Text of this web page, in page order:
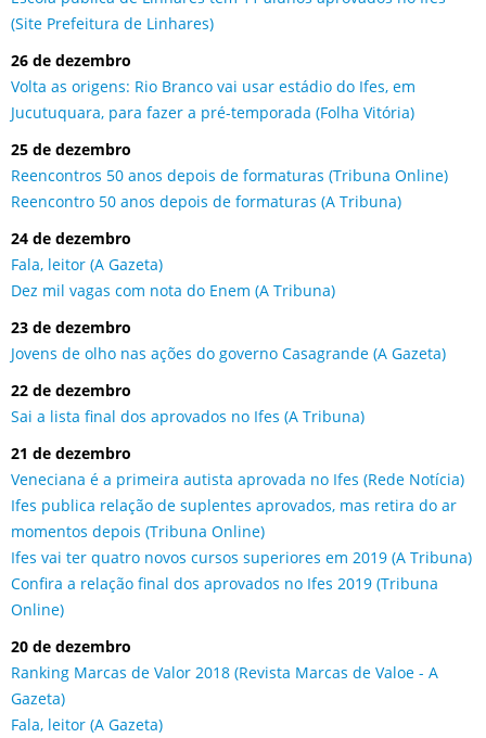
(Site Prefeitura de Linhares)
26 de dezembro
Volta as origens: Rio Branco vai usar estádio do Ifes, em
Jucutuquara, para fazer a pré-temporada (Folha Vitória)
25 de dezembro
Reencontros 50 anos depois de formaturas (Tribuna Online)
Reencontro 50 anos depois de formaturas (A Tribuna)
24 de dezembro
Fala, leitor (A Gazeta)
Dez mil vagas com nota do Enem (A Tribuna)
23 de dezembro
Jovens de olho nas ações do governo Casagrande (A Gazeta)
22 de dezembro
Sai a lista final dos aprovados no Ifes (A Tribuna)
21 de dezembro
Veneciana é a primeira autista aprovada no Ifes (Rede Notícia)
Ifes publica relação de suplentes aprovados, mas retira do ar
momentos depois (Tribuna Online)
Ifes vai ter quatro novos cursos superiores em 2019 (A Tribuna)
Confira a relação final dos aprovados no Ifes 2019 (Tribuna
Online)
20 de dezembro
Ranking Marcas de Valor 2018 (Revista Marcas de Valoe - A
Gazeta)
Fala, leitor (A Gazeta)